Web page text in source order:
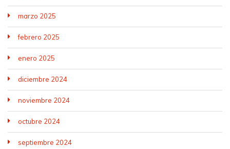
marzo 2025
febrero 2025
enero 2025
diciembre 2024
noviembre 2024
octubre 2024
septiembre 2024